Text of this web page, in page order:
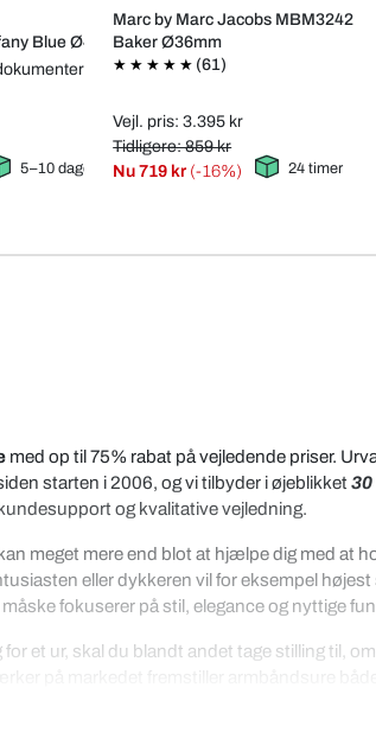
Blue Ø41mm
& æske
5–10 dage
Marc by Marc Jacobs MBM3242
Baker Ø36mm
(61)
Vejl. pris: 3.395 kr
Tidligere: 859 kr
Nu719 kr (-16%) 24 timer
med op til 75% rabat på vejledende priser.
starten i 2006, og vi tilbyder i øjeblikket30
og kvalitative vejledning.
meget mere end blot at hjælpe dig med at
eller dykkeren vil for eksempel
fokuserer på stil, elegance og nyttige
for et ur, skal du blandt andet tage stilling til,